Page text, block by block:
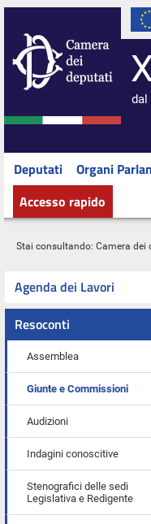
dal
Deputati Organi
Accesso rapido
Stai consultando: Camera dei
Agenda dei Lavori
Resoconti
Assemblea
Giunte e Commissioni
Audizioni
Indagini conoscitive
Stenografici delle sedi
Legislativa e Redigente